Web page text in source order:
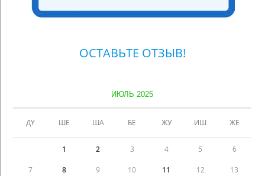
ОСТАВЬТЕ ОТЗЫВ!
ИЮЛЬ 2025
ДҮ ШЕ ША БЕ ЖУ ИШ ЖЕ
1 2 3 4 5 6
7 8 9 10 11 12 13